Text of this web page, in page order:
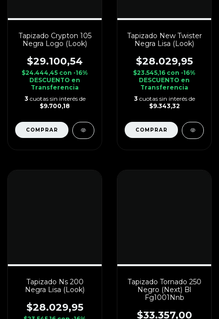
Tapizado Crypton 105
Negra Logo (Look)
$29.100,54
$24.444,45 con -16%
DESCUENTO en
Transferencia
3 cuotas sin interés de
$9.700,18
Tapizado New Twister
Negra Lisa (Look)
$28.029,95
$23.545,16 con -16%
DESCUENTO en
Transferencia
3 cuotas sin interés de
$9.343,32
Tapizado Ns 200
Negra Lisa (Look)
$28.029,95
Tapizado Tornado 250
Negro (Next) Bl
Fg1001Nnb
$33.357,00